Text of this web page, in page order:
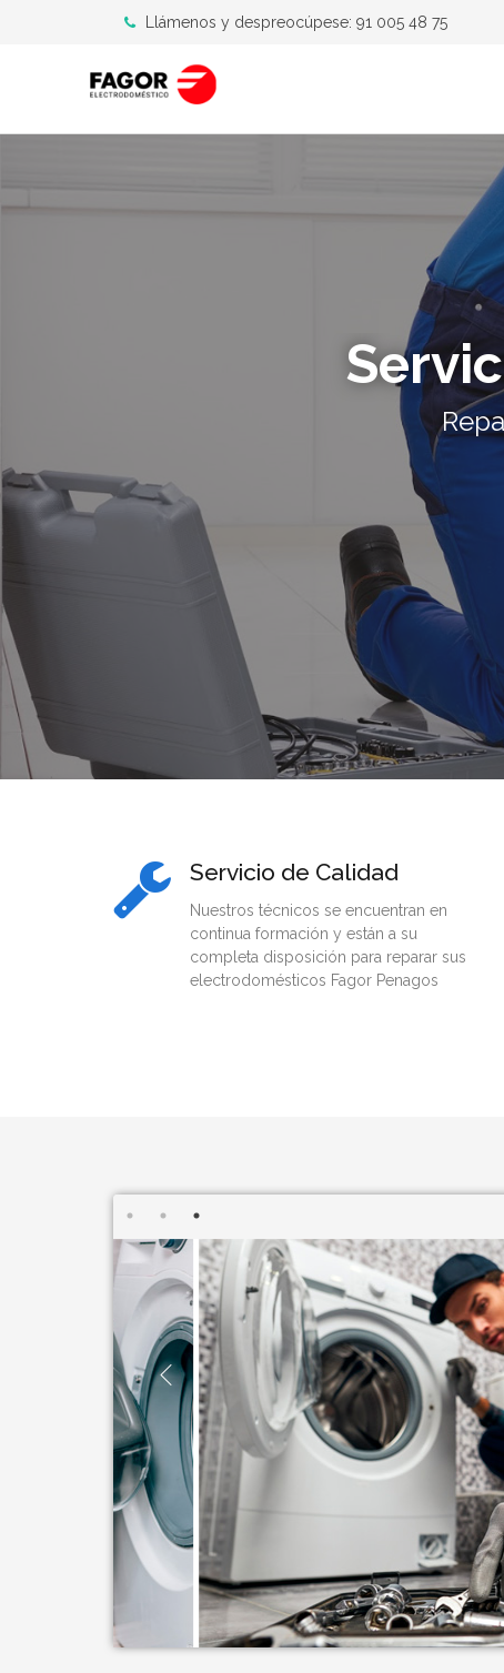
Llámenos y despreocúpese: 91 005 48 75
Servicio de Calidad
Nuestros técnicos se encuentran en
continua formación y están a su
completa disposición para reparar sus
electrodomésticos Fagor Penagos